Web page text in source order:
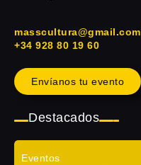
masscultura@gmail.com
+34 928 80 19 60
Envíanos tu evento
Destacados
Eventos